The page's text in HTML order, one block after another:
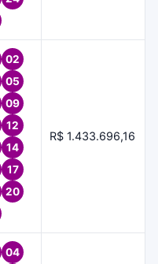
02
05
09
12
14
17
20
R$ 1.433.696,16
04